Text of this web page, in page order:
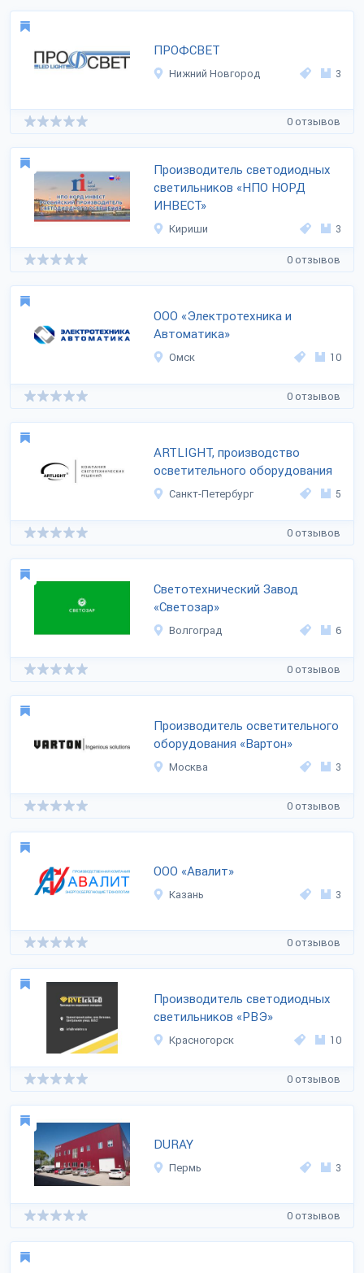
ПРОФСВЕТ
Нижний Новгород 3
0 отзывов
Производитель светодиодных
светильников «НПО НОРД
ИНВЕСТ»
Кириши 3
0 отзывов
ООО «Электротехника и
Автоматика»
Омск 10
0 отзывов
ARTLIGHT, производство
осветительного оборудования
Санкт-Петербург 5
0 отзывов
Светотехнический Завод
«Светозар»
Волгоград 6
0 отзывов
Производитель осветительного
оборудования «Вартон»
Москва 3
0 отзывов
ООО «Авалит»
Казань 3
0 отзывов
Производитель светодиодных
светильников «РВЭ»
Красногорск 10
0 отзывов
DURAY
Пермь 3
0 отзывов